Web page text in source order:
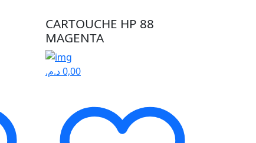
CARTOUCHE HP 88
MAGENTA
0,00د.م.